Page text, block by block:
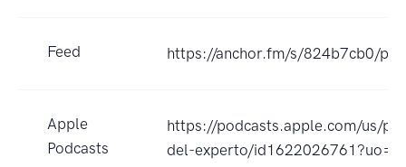
Feed https://anchor.fm/s/824b7cb0/
Apple
Podcasts
https://podcasts.apple.com/us/
del-experto/id1622026761?uo=4